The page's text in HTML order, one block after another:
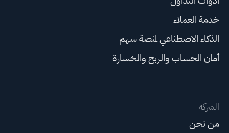
خدمة العملاء
الذكاء الاصطناعي لمنصة سهم
أمان الحساب والربح والخسارة
الشركة
من نحن